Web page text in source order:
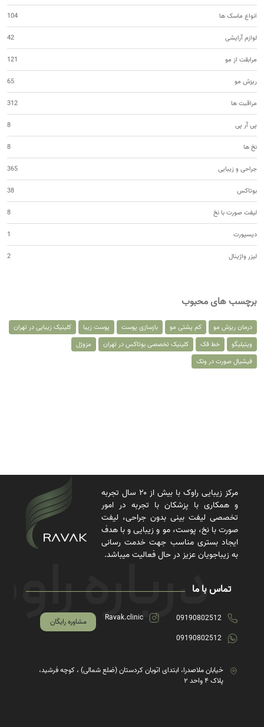
انواع ماسک ها 104
لوازم آرایشی 42
مرابقت از مو 121
ریزش مو 65
مراقبت ها 312
پی آر پی 8
نخ ها 8
جراحی و زیبایی 365
بوتاکس 38
لیفت صورت با نخ 8
دیسپورت 1
لیزر واژینال 2
برچسب های محبوب
درمان ریزش مو کم پشتی مو بازسازی پوست پوست زیبا
کلینیک زیبایی در تهران
ویتیلیگو
خط فک کلینیک تخصصی بوتاکس در تهران
مزوژل
فیشیال صورت در ونک
مرکز زیبایی راوک با بیش از ۲۰ سال تجربه
و همکاری با پزشکان با تجربه در امور
تخصصی لیفت بینی بدون جراحی، لیفت
صورت با نخ، پوست، مو و زیبایی و با هدف
ایجاد بستری مناسب جهت خدمت رسانی
به زیباجویان عزیز در حال فعالیت میباشد.
تماس با ما
09190802512
09190802512
Ravak.clinic مشاوره رایگان
خیابان ملاصدرا، ابتدای اتوبان کردستان (ضلع شمالی) ، کوچه فرشید،
پلاک ۴ واحد ۲